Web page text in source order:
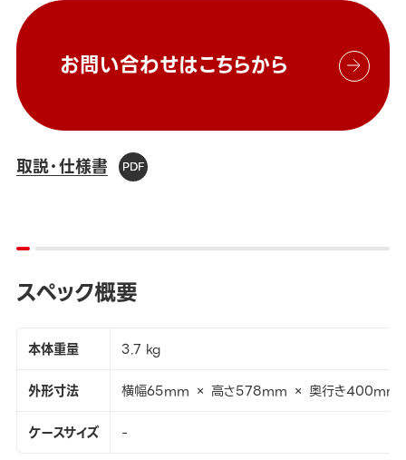
お問い合わせはこちらから
取説・仕様書
スペック概要
本体重量
3.7 kg
外形寸法
横幅65mm × 高さ578mm × 奥行き400mm
ケースサイズ
-